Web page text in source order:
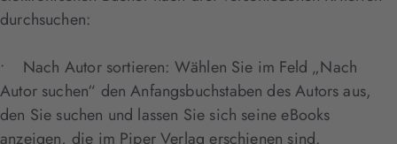
durchsuchen:
• Nach Autor sortieren: Wählen Sie im Feld „Nach
Autor suchen“ den Anfangsbuchstaben des Autors aus,
den Sie suchen und lassen Sie sich seine eBooks
anzeigen, die im Piper Verlag erschienen sind.